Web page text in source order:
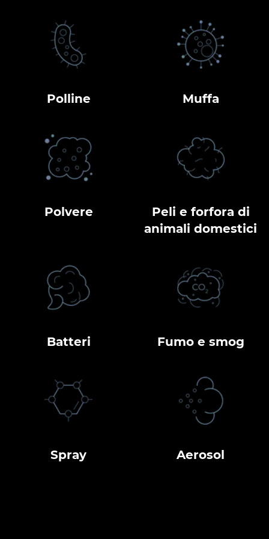
Polline Muffa
Polvere
Peli e forfora di
animali domestici
Batteri Fumo e smog
Spray Aerosol